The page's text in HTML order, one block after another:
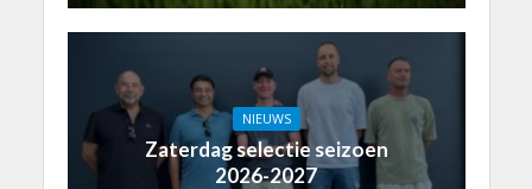
NIEUWS
Zaterdag selectie seizoen
2026-2027